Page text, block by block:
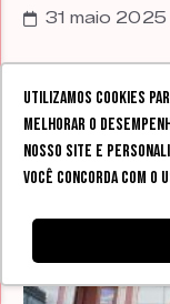
Utilizamos cookies
melhorar o
nosso site e
você concorda com o
31 maio 2025